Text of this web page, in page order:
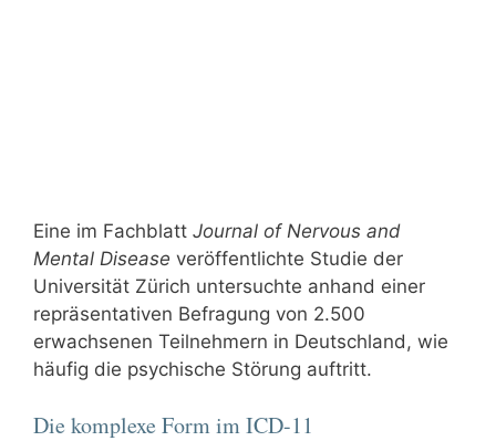
Eine im Fachblatt Journal of Nervous and
Mental Disease veröffentlichte Studie der
Universität Zürich untersuchte anhand einer
repräsentativen Befragung von 2.500
erwachsenen Teilnehmern in Deutschland, wie
häufig die psychische Störung auftritt.
Die komplexe Form im ICD-11